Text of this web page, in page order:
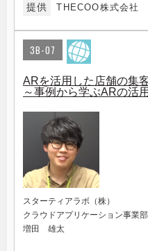
提供 THECOO株式会社
3B-07
ARを活用した店舗の集
～事例から学ぶARの活
スターティアラボ（株）
クラウドアプリケーション事業部
増田 雄太